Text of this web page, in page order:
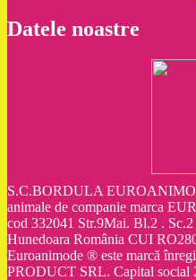
Datele noastre
S.C.BORDULA
animale de companie marca
cod 332041 Str.9Mai. Bl.2 .
Hunedoara România CUI
Euroanimode ® este marcă
PRODUCT SRL. Capital social